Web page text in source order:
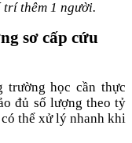
trí thêm 1 người.
sơ cấp cứu
trường học cần thực
đủ số lượng theo tỷ
thể xử lý nhanh khi